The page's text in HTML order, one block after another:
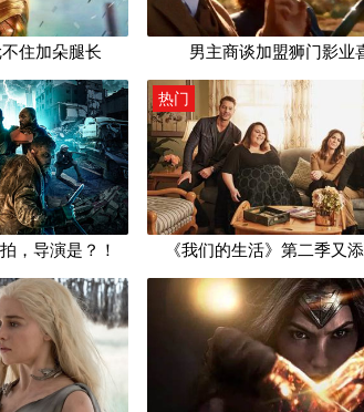
住加朵腿长 男主商谈加盟狮门影业
，导演是？！
热门
《我们的生活》第二季又
故事可以给差评，但尬不住加朵腿长
了部童话
秋季新剧前瞻：《海豹突击队》，这世界上最Man最帅的男人 周二收视速递
妇女真的能顶半边天
荧幕呈现给我们的激烈战争
的起起落落 想看海盗史诗，结果看
感